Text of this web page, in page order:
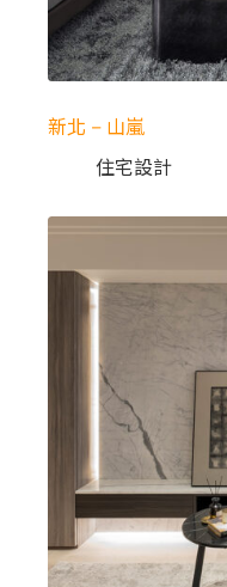
新北 – 山嵐
住宅設計